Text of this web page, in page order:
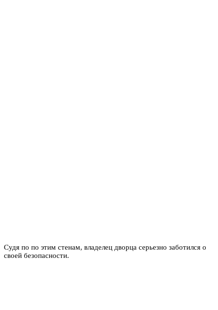
Судя по по этим стенам, владелец дворца серьезно заботился о
своей безопасности.